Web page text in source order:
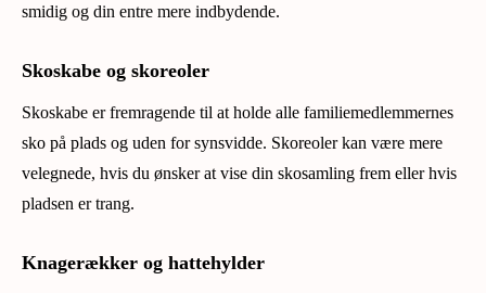
smidig og din entre mere indbydende.
Skoskabe og skoreoler
Skoskabe er fremragende til at holde alle familiemedlemmernes
sko på plads og uden for synsvidde. Skoreoler kan være mere
velegnede, hvis du ønsker at vise din skosamling frem eller hvis
pladsen er trang.
Knagerækker og hattehylder